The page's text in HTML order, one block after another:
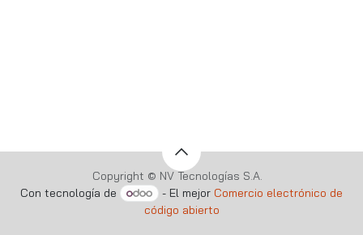
Copyright © NV Tecnologías S.A.
Con tecnología de
- El mejor Comercio electrónico de
código abierto